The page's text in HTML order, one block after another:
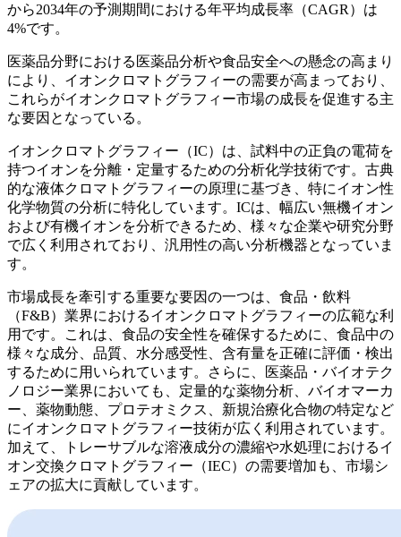
から2034年の予測期間における年平均成長率（CAGR）は
4%です。
医薬品分野における医薬品分析や食品安全への懸念の高まり
により、イオンクロマトグラフィーの需要が高まっており、
これらがイオンクロマトグラフィー市場の成長を促進する主
な要因となっている。
イオンクロマトグラフィー（IC）は、試料中の正負の電荷を
持つイオンを分離・定量するための分析化学技術です。古典
的な液体クロマトグラフィーの原理に基づき、特にイオン性
化学物質の分析に特化しています。ICは、幅広い無機イオン
および有機イオンを分析できるため、様々な企業や研究分野
で広く利用されており、汎用性の高い分析機器となっていま
す。
市場成長を牽引する重要な要因の一つは、食品・飲料
（F&B）業界におけるイオンクロマトグラフィーの広範な利
用です。これは、食品の安全性を確保するために、食品中の
様々な成分、品質、水分感受性、含有量を正確に評価・検出
するために用いられています。さらに、医薬品・バイオテク
ノロジー業界においても、定量的な薬物分析、バイオマーカ
ー、薬物動態、プロテオミクス、新規治療化合物の特定など
にイオンクロマトグラフィー技術が広く利用されています。
加えて、トレーサブルな溶液成分の濃縮や水処理におけるイ
オン交換クロマトグラフィー（IEC）の需要増加も、市場シ
ェアの拡大に貢献しています。